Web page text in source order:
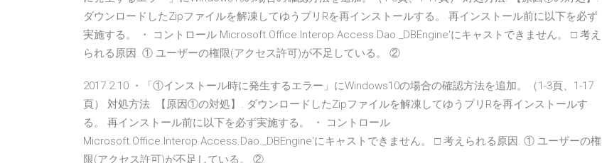
ダウンロードしたZipファイルを解凍してゆうプリRを再インストールする。 再インストール前に以下を必ず
実施する。 ・ コントロール Microsoft.Office.Interop.Access.Dao._DBEngine'にキャストできません。 □ 考え
られる原因. ① ユーザーの権限(アクセス許可)が不足している。 ②
2017.2.10 ・「①インストール時に発生するエラー」にWindows10の場合の確認方法を追加。（1-3頁、1-17
頁） 対処方法. 【原因①の対処】. ダウンロードしたZipファイルを解凍してゆうプリRを再インストールす
る。 再インストール前に以下を必ず実施する。 ・ コントロール
Microsoft.Office.Interop.Access.Dao._DBEngine'にキャストできません。 □ 考えられる原因. ① ユーザーの権
限(アクセス許可)が不足している。 ②